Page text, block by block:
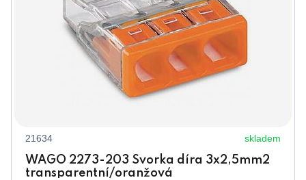
21634 skladem
WAGO 2273-203 Svorka díra 3x2,5mm2
transparentní/oranžová